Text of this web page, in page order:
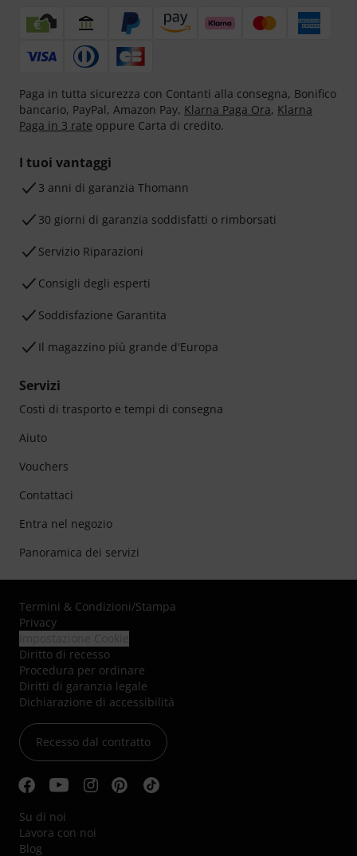
Paga in tutta sicurezza con Contanti alla consegna, Bonifico
bancario, PayPal, Amazon Pay, Klarna Paga Ora, Klarna
Paga in 3 rate oppure Carta di credito.
I tuoi vantaggi
3 anni di garanzia Thomann
30 giorni di garanzia soddisfatti o rimborsati
Servizio Riparazioni
Consigli degli esperti
Soddisfazione Garantita
Il magazzino più grande d'Europa
Servizi
Costi di trasporto e tempi di consegna
Aiuto
Vouchers
Contattaci
Entra nel negozio
Panoramica dei servizi
Termini & Condizioni/Stampa
Privacy
Diritto di recesso
Procedura per ordinare
Diritti di garanzia legale
Dichiarazione di accessibilità
Recesso dal contratto
Su di noi
Lavora con noi
Blog